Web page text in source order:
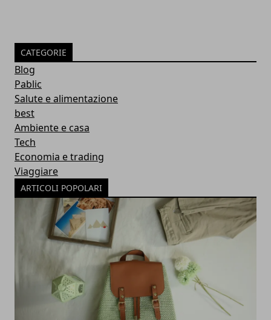
CATEGORIE
Blog
Pablic
Salute e alimentazione
best
Ambiente e casa
Tech
Economia e trading
Viaggiare
ARTICOLI POPOLARI